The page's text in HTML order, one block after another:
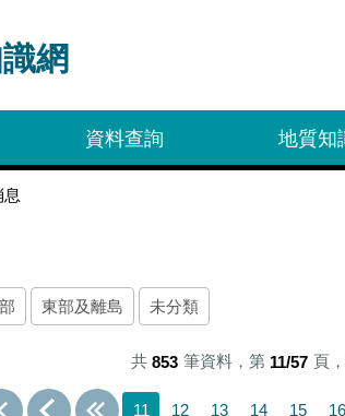
資料查詢 地質知
東部及離島 未分類
共 853 筆資料，第 11/57 頁，
11 12 13 14 15 16